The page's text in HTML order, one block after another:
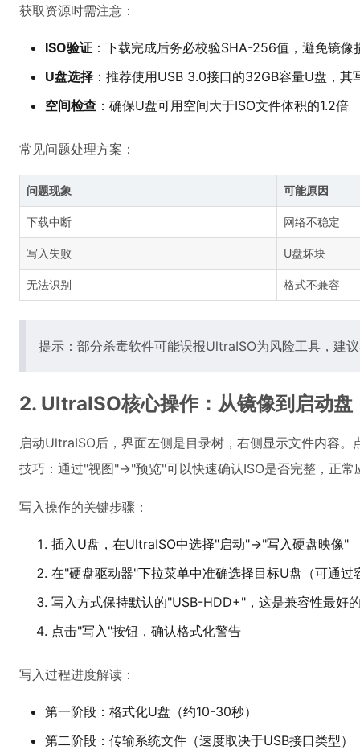
获取资源时需注意：
ISO验证 ：下载完成后务必校验SHA-256值，避免镜像
U盘选择 ：推荐使用USB 3.0接口的32GB容量U盘，
空间检查 ：确保U盘可用空间大于ISO文件体积的1.2倍
常见问题处理方案：
问题现象 可能原因
下载中断 网络不稳定
写入失败 U盘坏块
无法识别 格式不兼容
提示：部分杀毒软件可能误报UltraISO为风险工具，建
2. UltraISO核心操作：从镜像到启动盘
启动UltraISO后，界面左侧是目录树，右侧显示文件内容
技巧：通过"视图"→"预览"可以快速确认ISO是否完整，正常
写入操作的关键步骤：
插入U盘，在UltraISO中选择"启动"→"写入硬盘映像"
在"硬盘驱动器"下拉菜单中准确选择目标U盘（可通过
写入方式保持默认的"USB-HDD+"，这是兼容性最好
点击"写入"按钮，确认格式化警告
写入过程进度解读：
第一阶段：格式化U盘（约10-30秒）
第二阶段：传输系统文件（速度取决于USB接口类型）